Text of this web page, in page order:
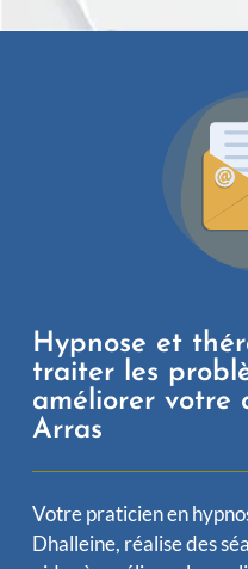
Hypnose et
traiter les
améliorer votre
Arras
Votre praticien en
Dhalleine, réalise des